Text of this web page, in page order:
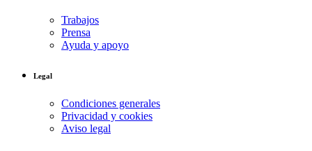
Trabajos
Prensa
Ayuda y apoyo
Legal
Condiciones generales
Privacidad y cookies
Aviso legal